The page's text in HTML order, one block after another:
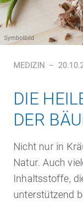
Symbolbild
MEDIZIN –
DIE
DER
Nicht nur in
Natur. Auch
Inhaltsstoffe,
unterstützend